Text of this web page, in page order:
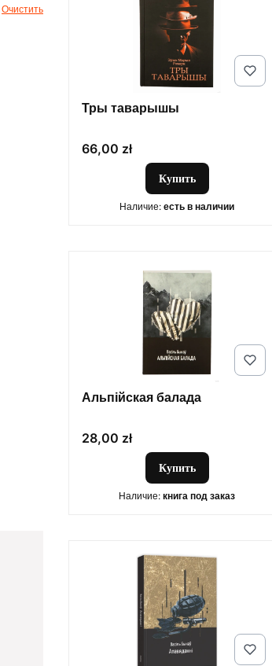
Очистить
Тры таварышы
Цена
66,00 zł
Купить
Наличие: есть в наличии
Альпійская балада
Цена
28,00 zł
Купить
Наличие: книга под заказ